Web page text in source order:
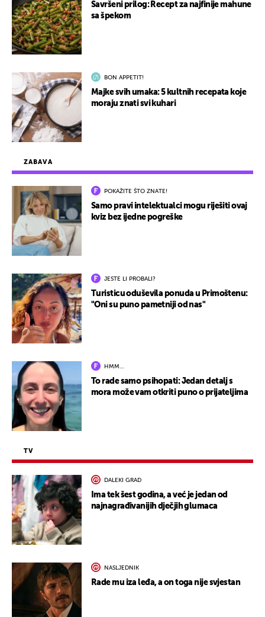
ZABAVA
POKAŽITE ŠTO ZNATE!
Samo pravi intelektualci mogu riješiti ovaj
kviz bez ijedne pogreške
JESTE LI PROBALI?
Turisticu oduševila ponuda u Primoštenu:
"Oni su puno pametniji od nas"
HMM…
To rade samo psihopati: Jedan detalj s
mora može vam otkriti puno o prijateljima
TV
DALEKI GRAD
Ima tek šest godina, a već je jedan od
najnagrađivanijih dječjih glumaca
NASLJEDNIK
Rade mu iza leđa, a on toga nije svjestan
Savršeni prilog: Recept za najfinije mahune
sa špekom
BON APPETIT!
Majke svih umaka: 5 kultnih recepata koje
moraju znati svi kuhari